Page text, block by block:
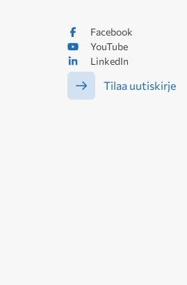
Facebook
YouTube
LinkedIn
Tilaa uutiskirje